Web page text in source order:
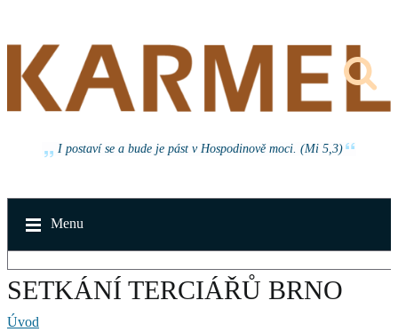
I postaví se a bude je pást v Hospodinově moci. (Mi 5,3)
Menu
SETKÁNÍ TERCIÁŘŮ BRNO
Úvod